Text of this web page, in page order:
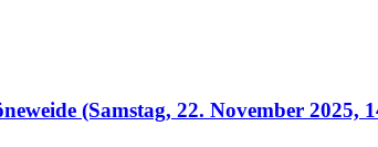
(Samstag, 22. November 2025,